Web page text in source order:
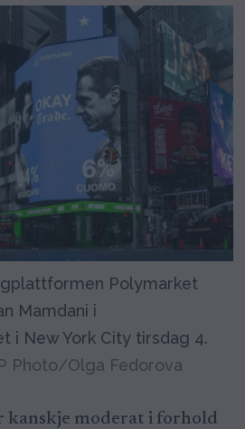
Polymarket
Mamdani i
i New York City tirsdag 4.
Photo/Olga Fedorova
kanskje moderat i forhold